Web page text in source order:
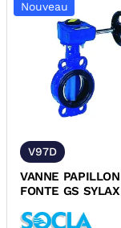
Nouveau
V97D
VANNE PAPILLON
FONTE GS SYLAX
DEMONTAGE A...